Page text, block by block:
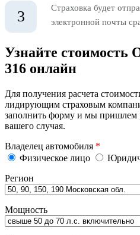
3
Страховка будет
электронной почты
Узнайте
316 онлайн
Для получения расчета
лидирующим страховым
заполнить форму и мы пришлем
вашего случая.
Владелец автомобиля *
Физическое лицо
Регион
Мощность